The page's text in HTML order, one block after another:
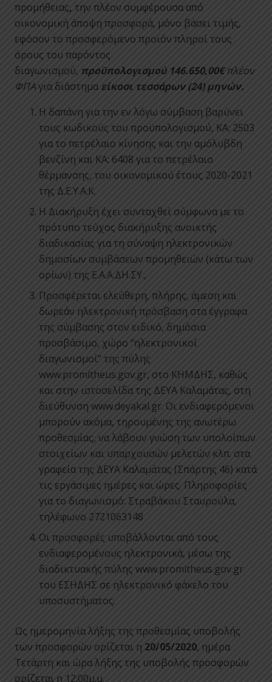
προμήθειας, την πλέον συμφέρουσα από
οικονομική άποψη προσφορά, μόνο βάσει τιμής,
εφόσον το προσφερόμενο προϊόν πληροί τους
όρους του παρόντος
διαγωνισμού, προϋπολογισμού 146.650,00€πλέον
ΦΠΑγια διάστημα είκοσι τεσσάρων (24) μηνών.
Η δαπάνη για την εν λόγω σύμβαση βαρύνει
τους κωδικούς του προϋπολογισμού, ΚΑ: 2503
για το πετρέλαιο κίνησης και την αμόλυβδη
βενζίνη και ΚΑ: 6408 για το πετρέλαιο
θέρμανσης, του οικονομικού έτους 2020-2021
της Δ.Ε.Υ.Α.Κ.
Η Διακήρυξη έχει συνταχθεί σύμφωνα με το
πρότυπο τεύχος διακήρυξης ανοικτής
διαδικασίας για τη σύναψη ηλεκτρονικών
δημοσίων συμβάσεων προμηθειών (κάτω των
ορίων) της Ε.Α.Α.ΔΗ.ΣΥ.,
Προσφέρεται ελεύθερη, πλήρης, άμεση και
δωρεάν ηλεκτρονική πρόσβαση στα έγγραφα
της σύμβασης στον ειδικό, δημόσια
προσβάσιμο, χώρο “ηλεκτρονικοί
διαγωνισμοί” της πύλης
www.promitheus.gov.gr, στο ΚΗΜΔΗΣ, καθώς
και στην ιστοσελίδα της ΔΕΥΑ Καλαμάτας, στη
διεύθυνση www.deyakal.gr. Οι ενδιαφερόμενοι
μπορούν ακόμα, τηρουμένης της ανωτέρω
προθεσμίας, να λάβουν γνώση των υπολοίπων
στοιχείων και υπαρχουσών μελετών κλπ. στα
γραφεία της ΔΕΥΑ Καλαμάτας (Σπάρτης 46) κατά
τις εργάσιμες ημέρες και ώρες. Πληροφορίες
για το διαγωνισμό: Στραβάκου Σταυρούλα,
τηλέφωνο 2721063148
Οι προσφορές υποβάλλονται από τους
ενδιαφερομένους ηλεκτρονικά, μέσω της
διαδικτυακής πύλης www.promitheus.gov.gr
του ΕΣΗΔΗΣ σε ηλεκτρονικό φάκελο του
υποσυστήματος.
Ως ημερομηνία λήξης της προθεσμίας υποβολής
των προσφορών ορίζεται η 20/05/2020, ημέρα
Τετάρτη και ώρα λήξης της υποβολής προσφορών
ορίζεται η 12:00μ.μ.